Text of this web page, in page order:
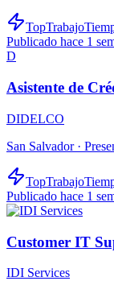
TopTrabajo
Publicado hace 1
D
Asistente de
DIDELCO
San Salvador ·
TopTrabajo
Publicado hace 1
Customer IT
IDI Services